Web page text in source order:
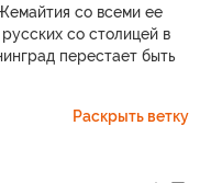
со всеми ее
со столицей в
перестает быть
Раскрыть ветку